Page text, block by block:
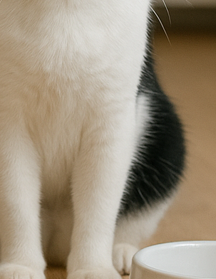
frontale TRIXIE per
6 kg, l’accessorio
in città in super
Amazon
cuccia per cani da
taglia grande, la
plastica
ora a prezzo
su Amazon